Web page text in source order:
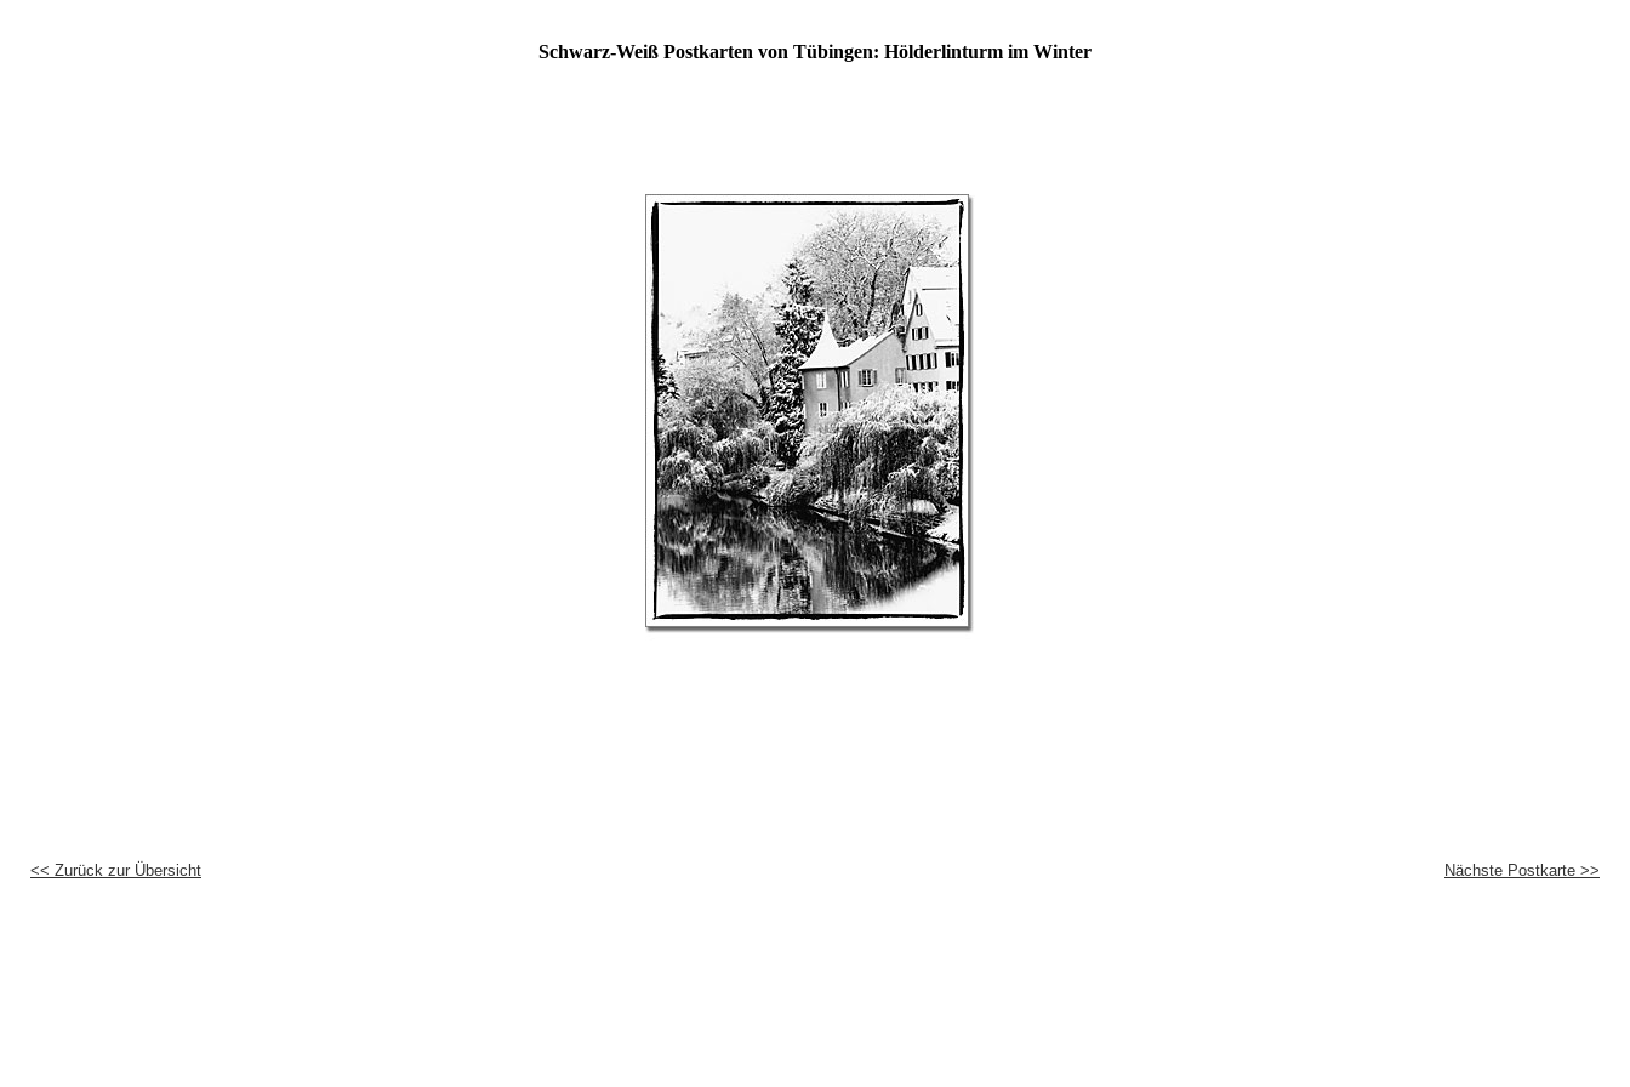
Schwarz-Weiß Postkarten von Tübingen: Hölderlinturm im Winter
<< Zurück zur Übersicht Nächste Postkarte >>